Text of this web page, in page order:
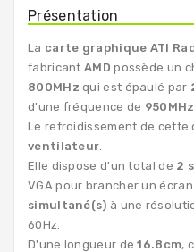
Présentation
La carte graphique ATI
fabricant AMD possède un
800MHz qui est épaulé par
d'une fréquence de 950MHz
Le refroidissement de cette
ventilateur
Elle dispose d'un total de 2
VGA pour brancher un
simultané(s) à une
60Hz.
D'une longueur de16.8cm,